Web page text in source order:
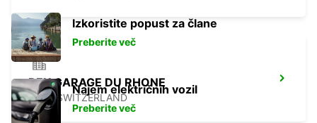
BEX GARAGE DU RHONE
BEX - SWITZERLAND
Izkoristite popust za člane
Preberite več
Najem električnih vozil
Preberite več